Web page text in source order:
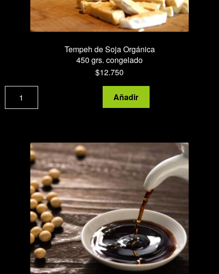
Tempeh de Soja Orgánica
450 grs. congelado
$12.750
Tempeh
de
cantidad
Añadir